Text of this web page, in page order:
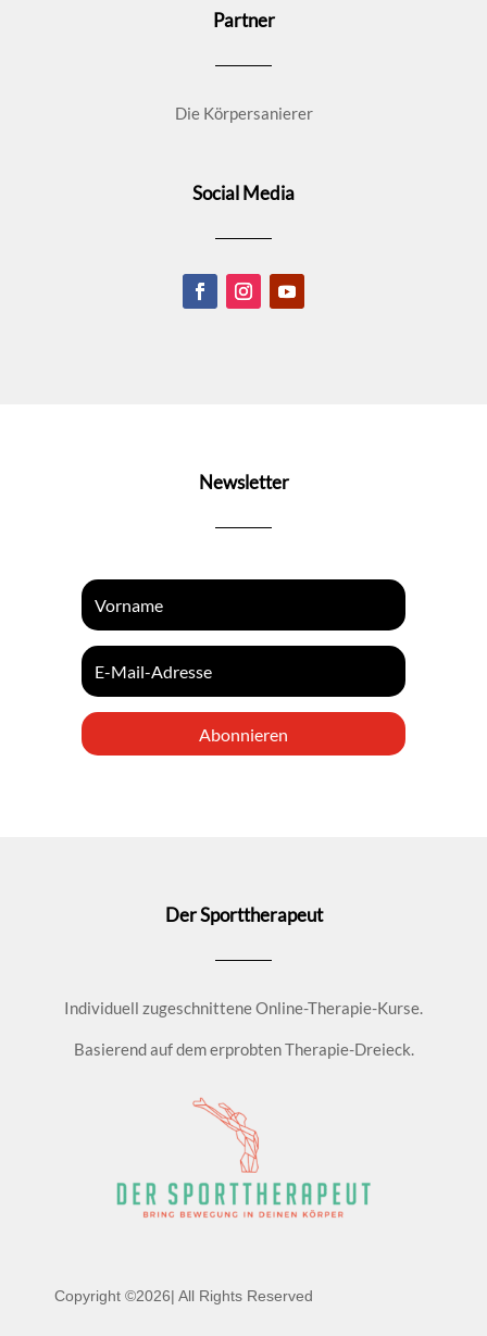
Partner
Die Körpersanierer
Social Media
Newsletter
Abonnieren
Der Sporttherapeut
Individuell zugeschnittene Online-Therapie-Kurse.
Basierend auf dem erprobten Therapie-Dreieck.
Copyright ©2026| All Rights Reserved